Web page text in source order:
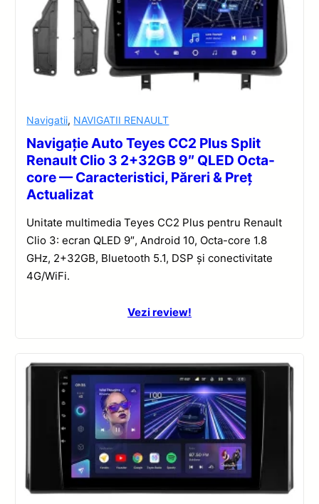
Navigatii, NAVIGATII RENAULT
Navigație Auto Teyes CC2 Plus Split
Renault Clio 3 2+32GB 9″ QLED Octa-
core — Caracteristici, Păreri & Preț
Actualizat
Unitate multimedia Teyes CC2 Plus pentru Renault
Clio 3: ecran QLED 9″, Android 10, Octa-core 1.8
GHz, 2+32GB, Bluetooth 5.1, DSP și conectivitate
4G/WiFi.
Vezi review!